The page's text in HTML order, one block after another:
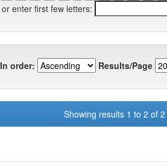
or enter first few letters:
In order: Results/Page
Showing results 1 to 2 of 2